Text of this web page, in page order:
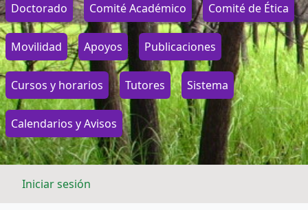
Doctorado Comité Académico Comité de Ética
Movilidad Apoyos Publicaciones
Cursos y horarios Tutores Sistema
Calendarios y Avisos
Iniciar sesión